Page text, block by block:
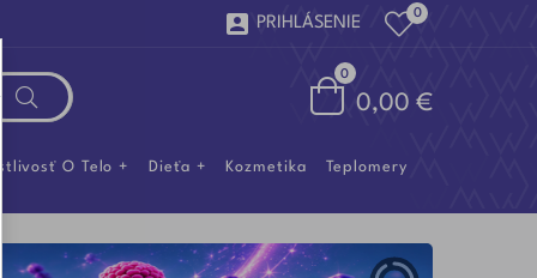
 PRIHLÁSENIE
0
0
0,00 €
O Telo Dieťa Kozmetika Teplomery